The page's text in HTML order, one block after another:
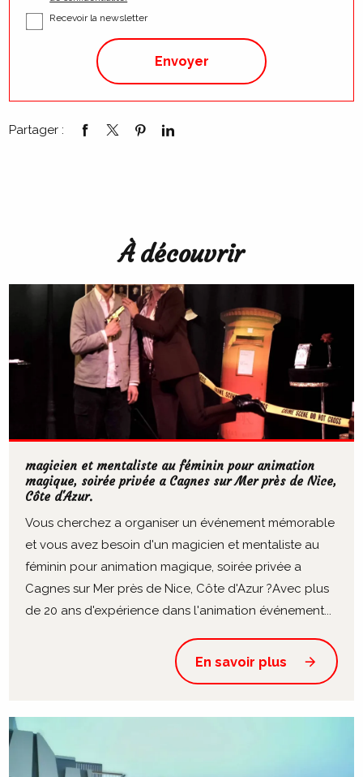
Recevoir la newsletter
Partager :
À découvrir
magicien et mentaliste au féminin pour animation
magique, soirée privée a Cagnes sur Mer près de Nice,
Côte d'Azur.
Vous cherchez a organiser un événement mémorable
et vous avez besoin d'un magicien et mentaliste au
féminin pour animation magique, soirée privée a
Cagnes sur Mer près de Nice, Côte d'Azur ?Avec plus
de 20 ans d'expérience dans l'animation événement...
En savoir plus